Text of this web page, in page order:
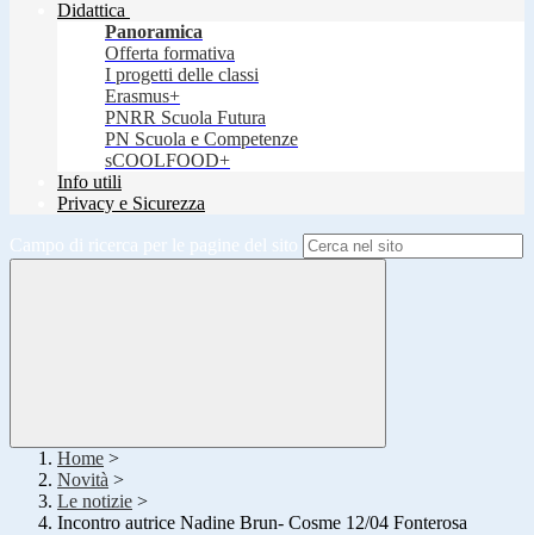
Didattica
Panoramica
Offerta formativa
I progetti delle classi
Erasmus+
PNRR Scuola Futura
PN Scuola e Competenze
sCOOLFOOD+
Info utili
Privacy e Sicurezza
Campo di ricerca per le pagine del sito
Home >
Novità >
Le notizie >
Incontro autrice Nadine Brun- Cosme 12/04 Fonterosa